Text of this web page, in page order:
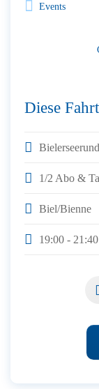
Events
Diese Fahrt
1/2 Abo &
Biel/Bienne
19:00 - 21:40